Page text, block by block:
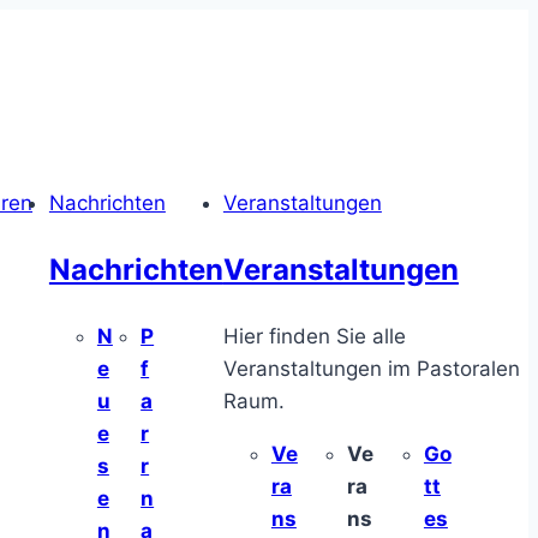
Nachrichten
Nachrichten
N
e
u
e
s
e
n
P
f
a
r
r
n
a
Veranstaltungen
Veranstaltungen
Hier finden Sie alle
Veranstaltungen im Pastoralen
Raum.
Ve
ra
ns
Ve
ra
ns
Go
tt
es